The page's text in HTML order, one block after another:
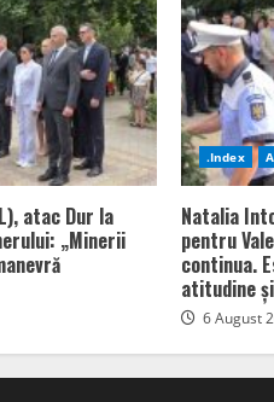
atac Dur la
„Minerii
.Index
Natalia
pentru
continua.
atitudine
6 August